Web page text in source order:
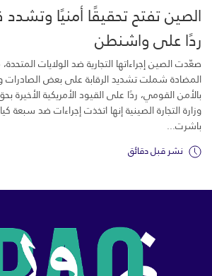
الصين تفتح تحقيقًا أمنيًا وتشدد
ردًا على واشنطن
صعّدت الصين إجراءاتها التجارية ضد الولايات
المضادة شملت تشديد الرقابة على بعض الصادرات
بالأمن القومي، ردًا على القيود الأمريكية
وزارة التجارة الصينية إنها اتخذت إجراءات ضد سبعة
باشرت...
نشر قبل دقائق